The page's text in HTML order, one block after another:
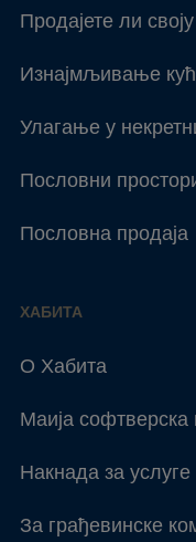
Продајете ли
Изнајмљивање
Улагање у
Пословни
Пословна продаја
ХАБИТА
О Хабита
Маија
Накнада за услуге
За грађевинске